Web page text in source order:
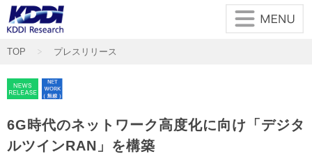
メインコンテンツに移動
TOP プレスリリース
6G時代のネットワーク高度化に向け「デジタ
ルツインRAN」を構築